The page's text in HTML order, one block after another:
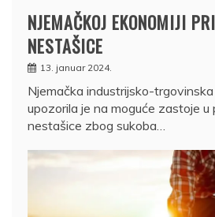
NJEMAČKOJ EKONOMIJI
NESTAŠICE
13. januar 2024.
Njemačka industrijsko-
upozorila je na moguće zastoje u
nestašice zbog sukoba…